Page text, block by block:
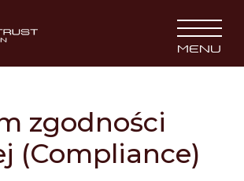
BRAINS TRUST
MENU
zgodności
(Compliance)